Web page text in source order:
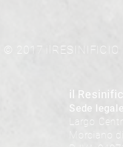
© 2017
il
Sede legale
Largo
Morciano